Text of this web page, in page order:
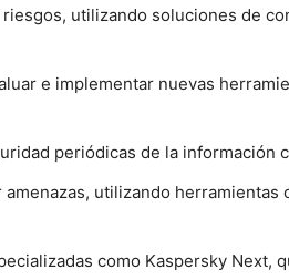
utilizando soluciones de
e implementar nuevas
periódicas de la información
utilizando herramientas
como Kaspersky Next,